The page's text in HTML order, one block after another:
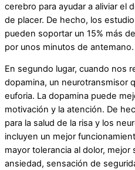
cerebro para ayudar a aliviar el
de placer. De hecho, los
pueden soportar un 15% más
por unos minutos de antemano.
En segundo lugar, cuando nos
dopamina, un neurotransmisor
euforia. La dopamina puede
motivación y la atención. De
para la salud de la risa y los
incluyen un mejor
mayor tolerancia al dolor, mejor
ansiedad, sensación de